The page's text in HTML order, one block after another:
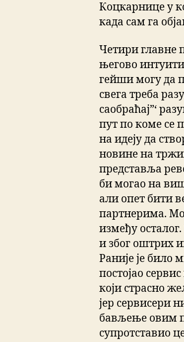
Коцкарнице у
када сам га
Четири главне
његово
гейши могу да
свега треба
саобраћај”‘
пут по коме се
на идеју да
новине на
представља
би могао на
али опет бити
партнерима.
између
и због оштрих
Раније је било
постојао
који страсно
јер сервисери
бављење овим
супротставио